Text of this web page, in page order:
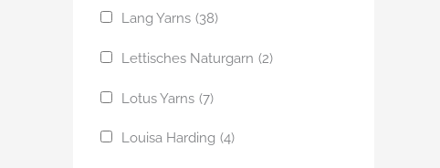
Lang Yarns (38)
Lettisches Naturgarn (2)
Lotus Yarns (7)
Louisa Harding (4)